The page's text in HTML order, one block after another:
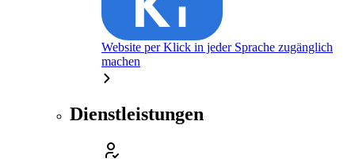
Website per Klick in jeder Sprache zugänglich
machen
Dienstleistungen